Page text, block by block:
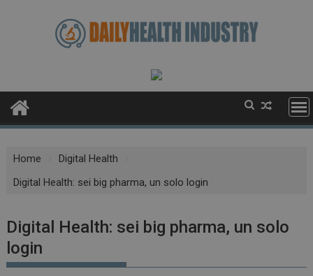
Home
Digital Health
Digital Health: sei big pharma, un solo login
Digital Health: sei big pharma, un solo
login